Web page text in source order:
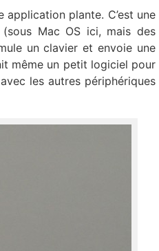
application plante. C’est une
Mac OS ici, mais des
un clavier et envoie une
même un petit logiciel pour
les autres périphériques